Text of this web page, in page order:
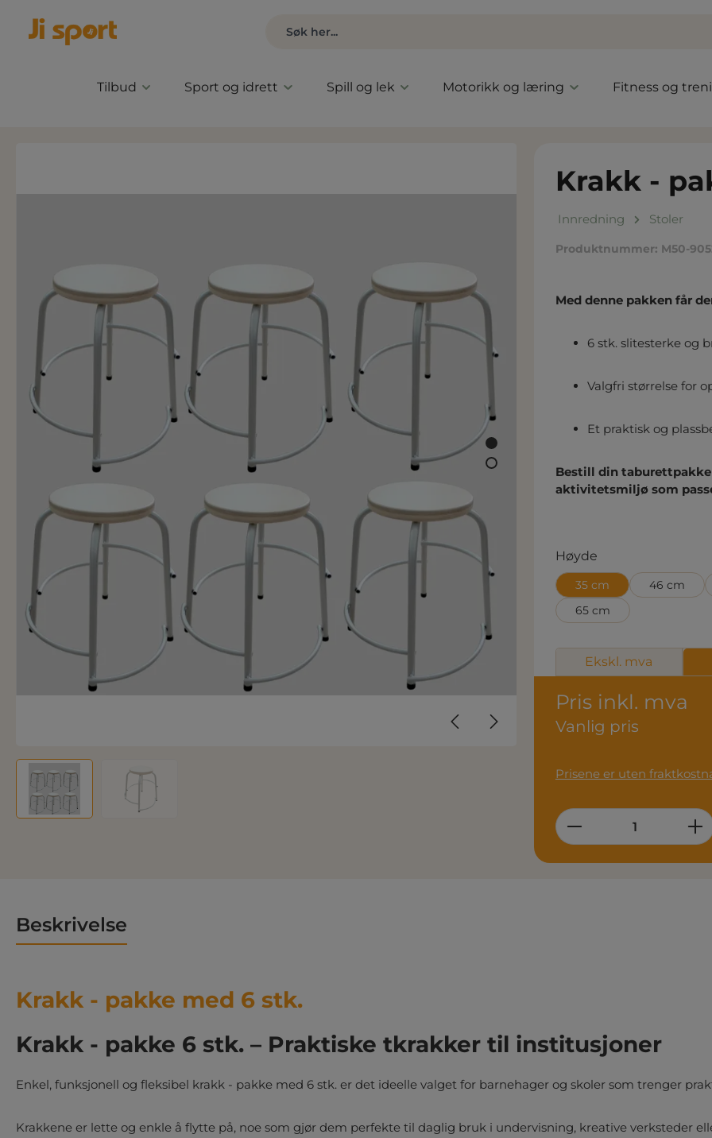
Tilbud Sport og idrett Spill og lek Motorikk og læring Fitness og
Krakk -
Innredning Stoler
Produktnummer: M50-
Med denne pakken får
6 stk. slitesterke og
Valgfri størrelse for
Et praktisk og
Bestill din
aktivitetsmiljø som
Pris inkl. mva
Vanlig pris
Prisene er uten
Velg
Høyde
35 cm 46 cm
65 cm
Ekskl. mva
Product
Beskrivelse
Krakk - pakke med 6 stk.
Krakk - pakke 6 stk. – Praktiske tkrakker til institusjoner
Enkel, funksjonell og fleksibel krakk - pakke med 6 stk. er det ideelle valget for barnehager og skoler som trenger
Krakkene er lette og enkle å flytte på, noe som gjør dem perfekte til daglig bruk i undervisning, kreative verksteder